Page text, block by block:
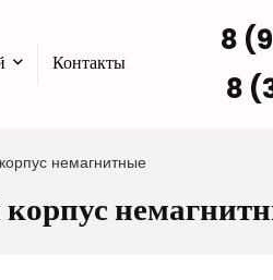
Контакты
8
8
немагнитные